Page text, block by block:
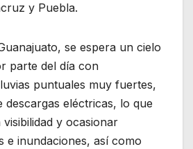
y Puebla.
se espera un cielo
parte del día con
puntuales muy fuertes,
descargas eléctricas, lo que
y ocasionar
e inundaciones, así como